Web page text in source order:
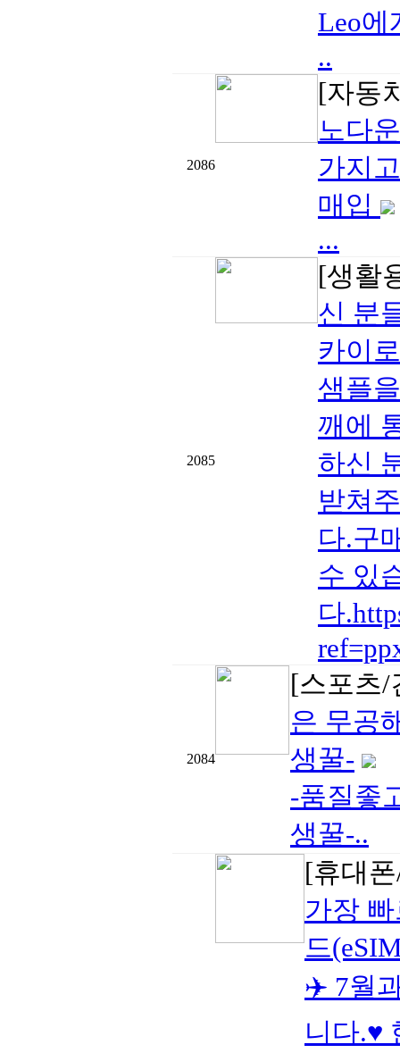
Leo
..
2086
[자동
노다
가지
매입
...
2085
[생활
신 분
카이
샘플
깨에
하신
받쳐
다.구
수 있
다
2084
[스포츠
은 무공
생꿀-
-품질좋
생꿀-..
[휴대
가장
드
✈️ 7월
니다.♥